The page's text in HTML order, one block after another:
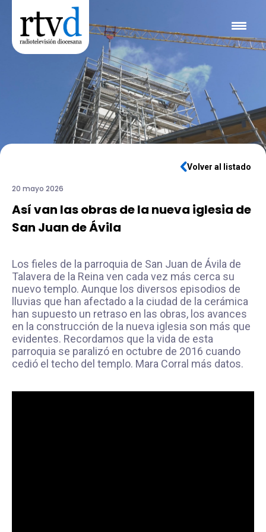
Volver al listado
20 mayo 2026
Así van las obras de la nueva iglesia de
San Juan de Ávila
Los fieles de la parroquia de San Juan de Ávila de
Talavera de la Reina ven cada vez más cerca su
nuevo templo. Aunque los diversos episodios de
lluvias que han afectado a la ciudad de la cerámica
han supuesto un retraso en las obras, los avances
en la construcción de la nueva iglesia son más que
evidentes. Recordamos que la vida de esta
parroquia se paralizó en octubre de 2016 cuando
cedió el techo del templo. Mara Corral más datos.